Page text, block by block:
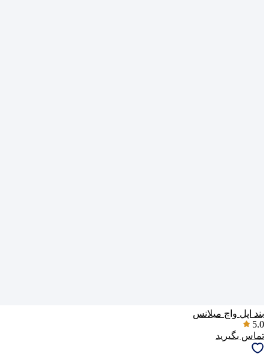
بند اپل واچ میلانس
5.0
تماس بگیرید